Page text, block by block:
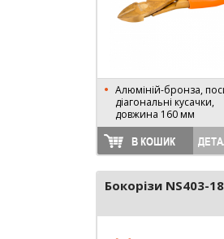
Алюміній-бронза,
діагональні кусачки,
довжина 160 мм
В КОШИК
Бокорізи NS403-